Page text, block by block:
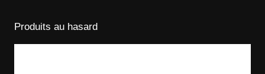
Produits au hasard